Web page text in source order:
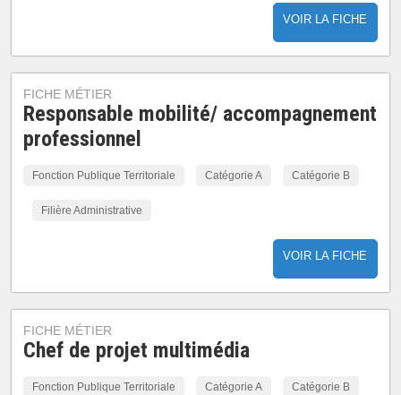
VOIR LA FICHE
FICHE MÉTIER
Responsable mobilité/ accompagnement
professionnel
Fonction Publique Territoriale Catégorie A Catégorie B
Filière Administrative
VOIR LA FICHE
FICHE MÉTIER
Chef de projet multimédia
Fonction Publique Territoriale Catégorie A Catégorie B